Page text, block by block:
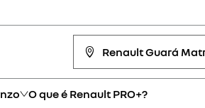
Renault Guará
O que é Renault PRO+?